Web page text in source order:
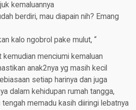
kemaluannya
berdiri, mau diapain nih? Emang
kalo ngobrol pake mulut, “
menciumi kemaluan
anak2nya yg masih kecil
setiap harinya dan juga
dalam kehidupan rumah tangga,
memadu kasih diiringi lebatnya